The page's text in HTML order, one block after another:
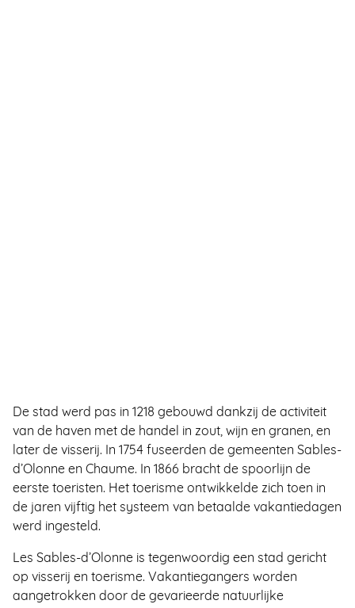
De stad werd pas in 1218 gebouwd dankzij de activiteit
van de haven met de handel in zout, wijn en granen, en
later de visserij. In 1754 fuseerden de gemeenten Sables-
d’Olonne en Chaume. In 1866 bracht de spoorlijn de
eerste toeristen. Het toerisme ontwikkelde zich toen in
de jaren vijftig het systeem van betaalde vakantiedagen
werd ingesteld.
Les Sables-d’Olonne is tegenwoordig een stad gericht
op visserij en toerisme. Vakantiegangers worden
aangetrokken door de gevarieerde natuurlijke